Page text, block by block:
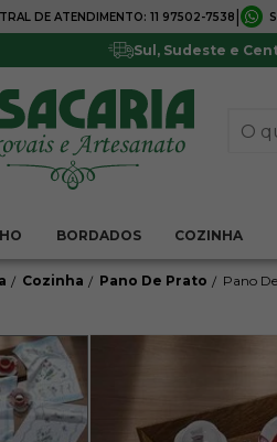
DE ATENDIMENTO: 11 97502-7538
Sul, Sudeste e
BORDADOS COZINHA
FRETE GRÁTIS 5% DE
Cozinha Pano De Prato Pano